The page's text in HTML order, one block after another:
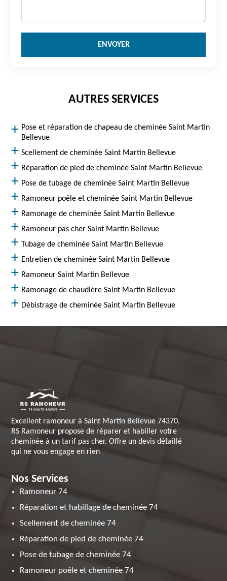
AUTRES SERVICES
Pose et réparation de chapeau de cheminée Saint Martin
Bellevue
Scellement de cheminée Saint Martin Bellevue
Réparation de pied de cheminée Saint Martin Bellevue
Pose de tubage de cheminée Saint Martin Bellevue
Ramoneur poêle et cheminée Saint Martin Bellevue
Ramonage de cheminée Saint Martin Bellevue
Ramoneur pas cher Saint Martin Bellevue
Tubage de cheminée Saint Martin Bellevue
Entretien de cheminée Saint Martin Bellevue
Ramoneur Saint Martin Bellevue
Ramonage de chaudière Saint Martin Bellevue
Débistrage de cheminée Saint Martin Bellevue
Excellent ramoneur à Saint Martin Bellevue 74370,
RS Ramoneur propose de réparer et habiller votre
cheminée à un tarif pas cher. Offre un devis détaillé
qui ne vous engage en rien
Nos Services
Ramoneur 74
Réparation et habillage de cheminée 74
Scellement de cheminée 74
Réparation de pied de cheminée 74
Pose de tubage de cheminée 74
Ramoneur poêle et cheminée 74